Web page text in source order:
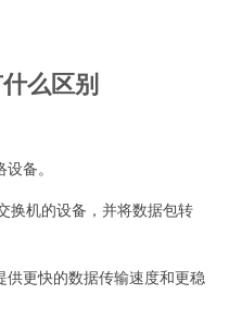
么区别
备。
机的设备，并将数据包转
更快的数据传输速度和更稳